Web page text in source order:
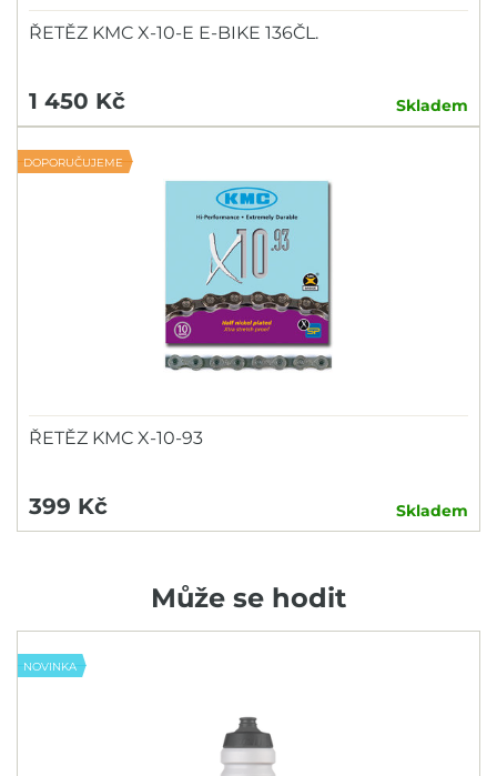
ŘETĚZ KMC X-10-E E-BIKE 136ČL.
1 450 Kč Skladem
DOPORUČUJEME
ŘETĚZ KMC X-10-93
399 Kč Skladem
Může se hodit
NOVINKA